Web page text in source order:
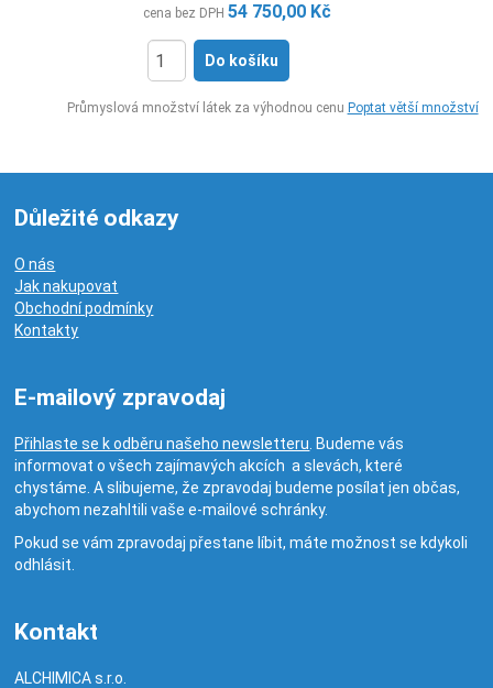
cena bez DPH 54 750,00 Kč
Do košíku
Průmyslová množství látek za výhodnou cenu Poptat větší množství
Důležité odkazy
O nás
Jak nakupovat
Obchodní podmínky
Kontakty
E-mailový zpravodaj
Přihlaste se k odběru našeho newsletteru . Budeme vás
informovat o všech zajímavých akcích a slevách, které
chystáme. A slibujeme, že zpravodaj budeme posílat jen občas,
abychom nezahltili vaše e-mailové schránky.
Pokud se vám zpravodaj přestane líbit, máte možnost se kdykoli
odhlásit.
Kontakt
ALCHIMICA s.r.o.